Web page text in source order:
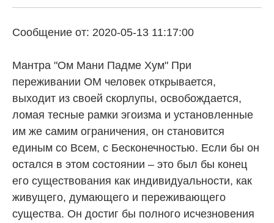
Сообщение от: 2020-05-13 11:17:00
Мантра "Ом Мани Падме Хум" При
переживании ОМ человек открывается,
выходит из своей скорлупы, освобождается,
ломая тесные рамки эгоизма и установленные
им же самим ограничения, он становится
единым со Всем, с Бесконечностью. Если бы он
остался в этом состоянии – это был бы конец
его существования как индивидуальности, как
живущего, думающего и переживающего
существа. Он достиг бы полного исчезновения